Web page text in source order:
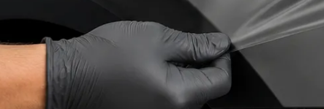
GUIDES D'EXPORTATION